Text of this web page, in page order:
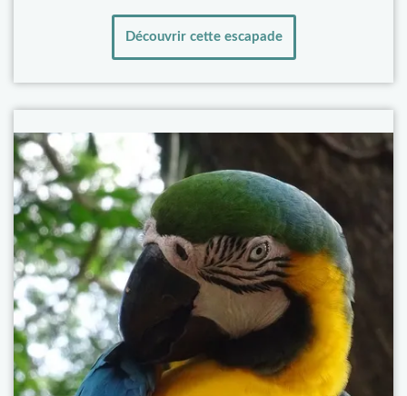
Découvrir cette escapade